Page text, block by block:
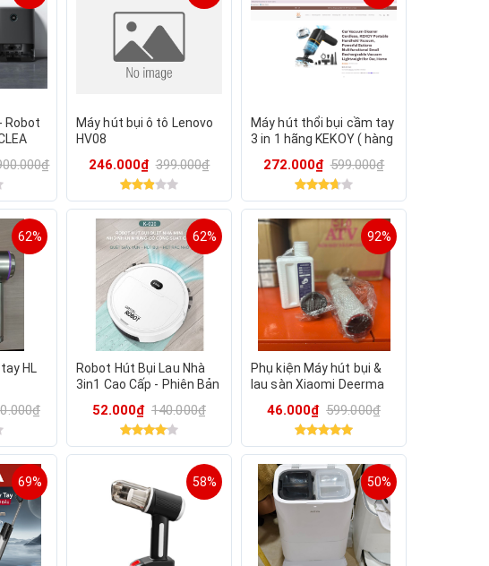
Robot
pin
Máy hút bụi ô tô Lenovo
HV08
246.000₫ 399.000₫
Máy hút thổi bụi cầm tay
3 in 1 hãng KEKOY ( hàng
272.000₫ 599.000₫
62%
HL
62%
Robot Hút Bụi Lau Nhà
3in1 Cao Cấp - Phiên Bản
Minh(Mua về cho trẻ con
52.000₫ 140.000₫
92%
Phụ kiện Máy hút bụi &
lau sàn Xiaomi Deerma
46.000₫ 599.000₫
69% 58% 50%